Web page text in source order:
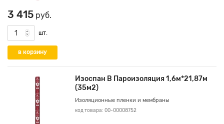
3 415 руб.
шт.
Изоспан В Пароизоляция 1,6м*21,87м
(35м2)
Изоляционные пленки и мембраны
код товара: 00-00008752